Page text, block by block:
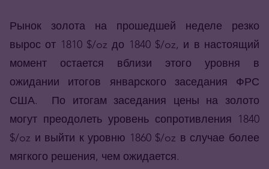
Рынок золота на прошедшей неделе резко
вырос от 1810 $/oz до 1840 $/oz, и в настоящий
момент остается вблизи этого уровня в
ожидании итогов январского заседания ФРС
США. По итогам заседания цены на золото
могут преодолеть уровень сопротивления 1840
$/oz и выйти к уровню 1860 $/oz в случае более
мягкого решения, чем ожидается.